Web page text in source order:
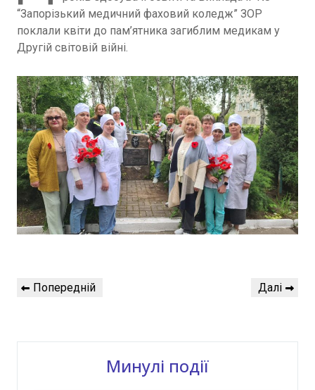
“Запорізький медичний фаховий коледж” ЗОР
поклали квіти до пам’ятника загиблим медикам у
Другій світовій війні.
Навігація
записів
Попередній
Попередній
Наступний
Далі
Минулі події